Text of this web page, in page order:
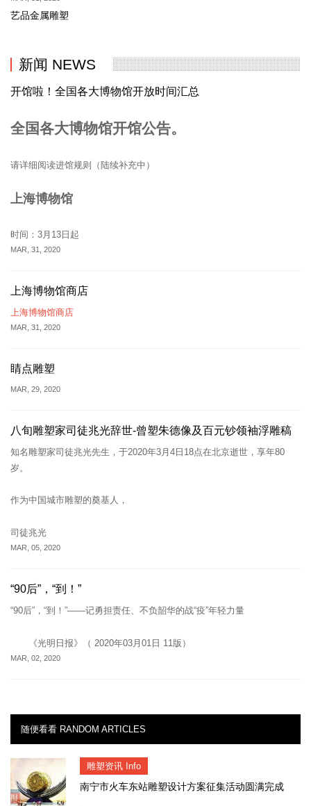
艺品金属雕塑
新闻 NEWS
开馆啦！全国各大博物馆开放时间汇总
全国各大博物馆开馆公告。
请详细阅读进馆规则（陆续补充中）
上海博物馆
时间：3月13日起
MAR, 31, 2020
上海博物馆商店
上海博物馆商店
MAR, 31, 2020
睛点雕塑
MAR, 29, 2020
八旬雕塑家司徒兆光辞世-曾塑朱德像及百元钞领袖浮雕稿
知名雕塑家司徒兆光先生，于2020年3月4日18点在北京逝世，享年80
岁。
作为中国城市雕塑的奠基人，
司徒兆光
MAR, 05, 2020
“90后”，“到！”
“90后”，“到！”——记勇担责任、不负韶华的战“疫”年轻力量
《光明日报》（ 2020年03月01日 11版）
MAR, 02, 2020
随便看看 RANDOM ARTICLES
雕塑资讯 Info
南宁市火车东站雕塑设计方案征集活动圆满完成